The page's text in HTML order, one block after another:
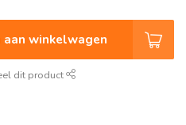
aan winkelwagen
dit product